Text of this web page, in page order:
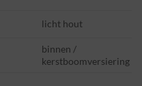
licht hout
binnen /
kerstboomversiering